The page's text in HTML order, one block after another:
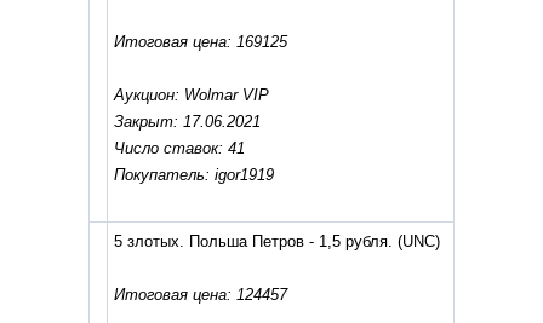
Итоговая цена: 169125
Аукцион: Wolmar VIP
Закрыт: 17.06.2021
Число ставок: 41
Покупатель: igor1919
5 злотых. Польша Петров - 1,5 рубля. (UNC)
Итоговая цена: 124457